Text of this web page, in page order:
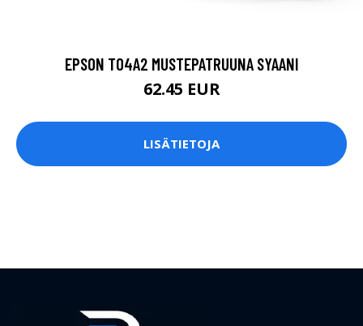
EPSON T04A2 MUSTEPATRUUNA SYAANI
62.45 EUR
LISÄTIETOJA